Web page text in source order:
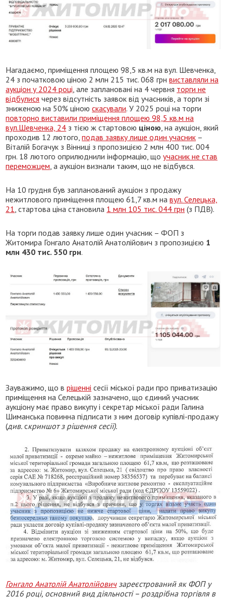
Нагадаємо, приміщення площею 98,5 кв.м на вул. Шевченка,
24 з початковою ціною 2 млн 215 тис. 068 грнвиставляли на
аукціон у 2024 році , але заплановані на 4 червня торги не
відбулися через відсутність заявок від учасників, а торги зі
зниженою на 50% ціноюскасували. У 2025 році на торги
повторно виставили приміщення площею 98,5 кв.м на
вул.Шевченка, 24 з тією ж стартовою ціною , на аукціон, який
проходив 12 лютого,подав заявку лише один учасник –
Віталій Богачук з Вінниці з пропозицією 2 млн 400 тис. 004
грн. 18 лютого оприлюднили інформацію, щоучасник не став
переможцем , а аукціон визнали таким, що не відбувся.
На 10 грудня був запланований аукціон з продажу
нежитлового приміщення площею 61,7 кв.м навул. Селецька,
21 , стартова ціна становила 1 млн 105 тис. 044 грн (з ПДВ).
На торги подав заявку лише один учасник – ФОП з
Житомира Гонгало Анатолій Анатолійович з пропозицією 1
млн 430 тис. 550 грн.
Зауважимо, що врішенні сесії міської ради про приватизацію
приміщення на Селецькій зазначено, що єдиний учасник
аукціону має право викупу і секретар міської ради Галина
Шиманська повинна підписати з ним договір купівлі-продажу
(див. скриншот з рішення сесії).
Гонгало Анатолій Анатолійовичзареєстрований як ФОП у
2016 році, основний вид діяльності – роздрібна торгівля в